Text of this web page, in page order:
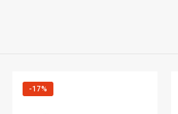
-17%